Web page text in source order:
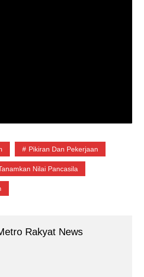
Pikiran Dan Pekerjaan
Nilai Pancasila
Rakyat News